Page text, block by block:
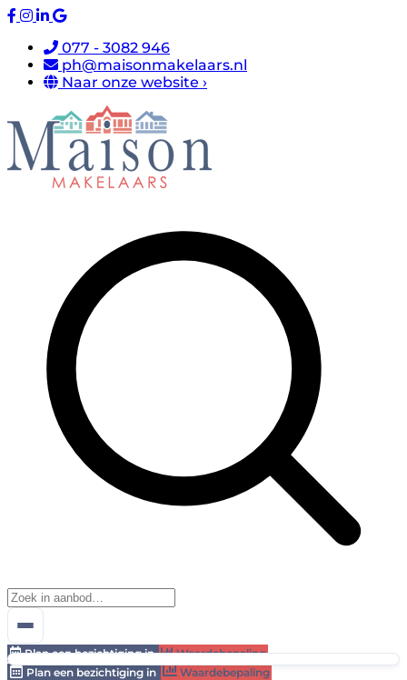
077 - 3082 946
ph@maisonmakelaars.nl
Naar onze website ›
Plan een bezichtiging in
Waardebepaling
Plan een bezichtiging in
Waardebepaling